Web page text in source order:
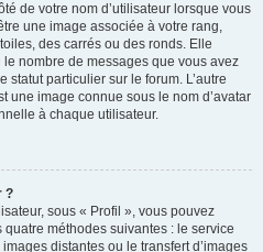
de votre nom d’utilisateur lorsque vous
une image associée à votre rang,
des carrés ou des ronds. Elle
nombre de messages que vous avez
particulier sur le forum. L’autre
une image connue sous le nom d’avatar
à chaque utilisateur.
?
sous « Profil », vous pouvez
méthodes suivantes : le service
distantes ou le transfert d’images